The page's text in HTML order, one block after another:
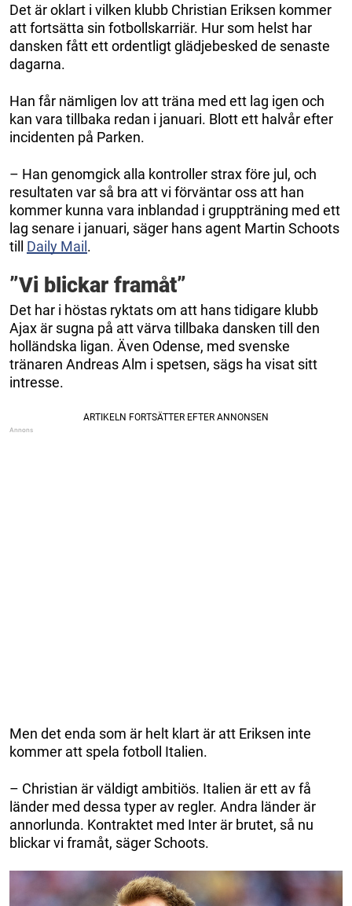
Det är oklart i vilken klubb Christian Eriksen kommer
att fortsätta sin fotbollskarriär. Hur som helst har
dansken fått ett ordentligt glädjebesked de senaste
dagarna.
Han får nämligen lov att träna med ett lag igen och
kan vara tillbaka redan i januari. Blott ett halvår efter
incidenten på Parken.
– Han genomgick alla kontroller strax före jul, och
resultaten var så bra att vi förväntar oss att han
kommer kunna vara inblandad i gruppträning med ett
lag senare i januari, säger hans agent Martin Schoots
till Daily Mail.
”Vi blickar framåt”
Det har i höstas ryktats om att hans tidigare klubb
Ajax är sugna på att värva tillbaka dansken till den
holländska ligan. Även Odense, med svenske
tränaren Andreas Alm i spetsen, sägs ha visat sitt
intresse.
Men det enda som är helt klart är att Eriksen inte
kommer att spela fotboll Italien.
– Christian är väldigt ambitiös. Italien är ett av få
länder med dessa typer av regler. Andra länder är
annorlunda. Kontraktet med Inter är brutet, så nu
blickar vi framåt, säger Schoots.